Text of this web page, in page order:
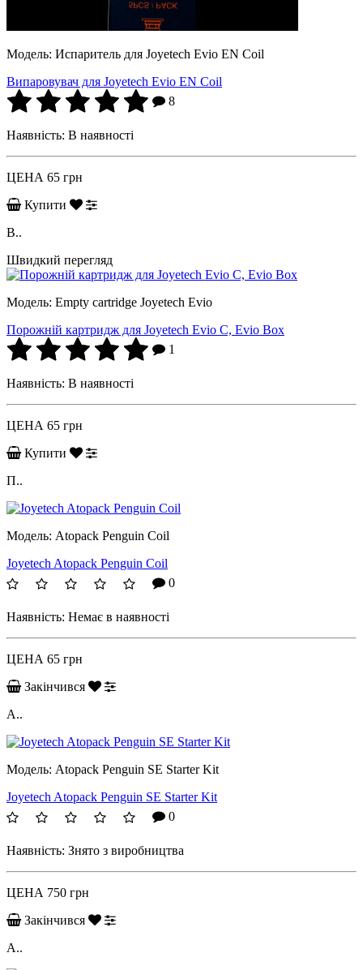
Модель: Испаритель для Joyetech Evio EN Coil
Випаровувач для Joyetech Evio EN Coil
8
Наявність: В наявності
ЦЕНА 65 грн
Купити
В..
Швидкий перегляд
Модель: Empty cartridge Joyetech Evio
Порожній картридж для Joyetech Evio C, Evio Box
1
Наявність: В наявності
ЦЕНА 65 грн
Купити
П..
Модель: Atopack Penguin Coil
Joyetech Atopack Penguin Coil
0
Наявність: Немає в наявності
ЦЕНА 65 грн
Закінчився
A..
Модель: Atopack Penguin SE Starter Kit
Joyetech Atopack Penguin SE Starter Kit
0
Наявність: Знято з виробництва
ЦЕНА 750 грн
Закінчився
A..